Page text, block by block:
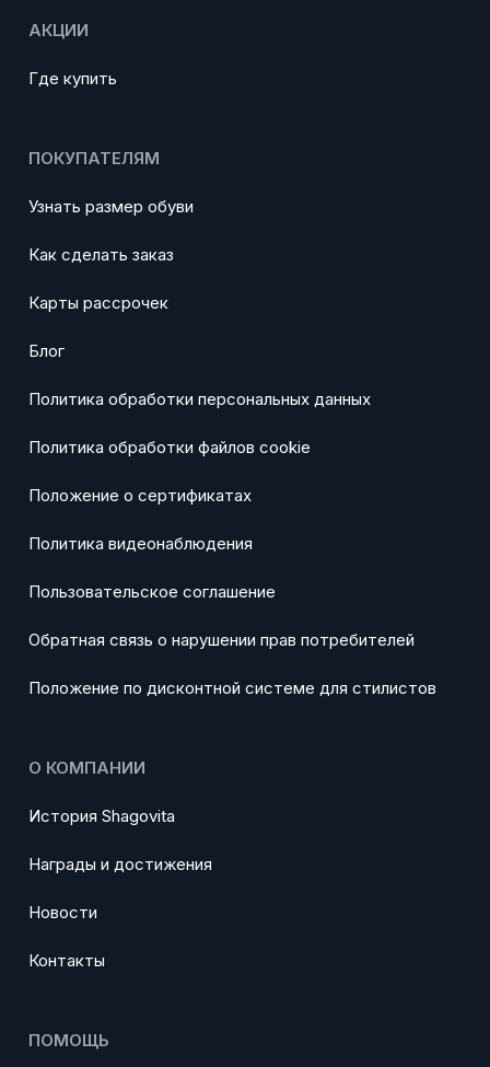
АКЦИИ
Где купить
ПОКУПАТЕЛЯМ
Узнать размер обуви
Как сделать заказ
Карты рассрочек
Блог
Политика обработки персональных данных
Политика обработки файлов cookie
Положение о сертификатах
Политика видеонаблюдения
Пользовательское соглашение
Обратная связь о нарушении прав потребителей
Положение по дисконтной системе для стилистов
О КОМПАНИИ
История Shagovita
Награды и достижения
Новости
Контакты
ПОМОЩЬ